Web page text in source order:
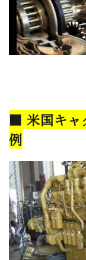
■ 米国キャ
例